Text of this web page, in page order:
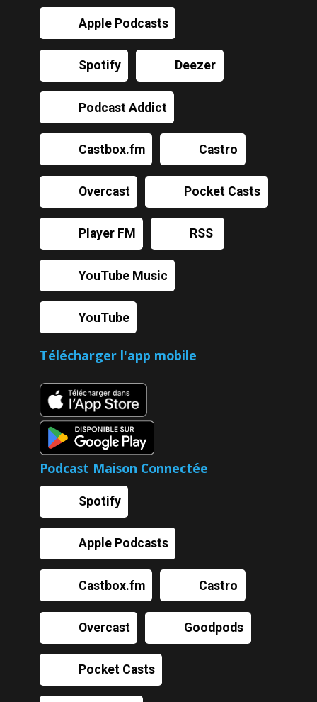
Apple Podcasts
Spotify Deezer
Podcast Addict
Castbox.fm Castro
Overcast Pocket Casts
Player FM RSS
YouTube Music
YouTube
Télécharger l'app mobile
Podcast Maison Connectée
Spotify
Apple Podcasts
Castbox.fm Castro
Overcast Goodpods
Pocket Casts